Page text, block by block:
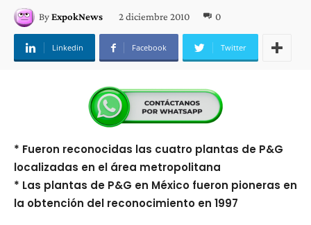
ByExpokNews 2 diciembre 2010 0
Linkedin Facebook Twitter
* Fueron reconocidas las cuatro plantas de P&G
localizadas en el área metropolitana
* Las plantas de P&G en México fueron pioneras en
la obtención del reconocimiento en 1997